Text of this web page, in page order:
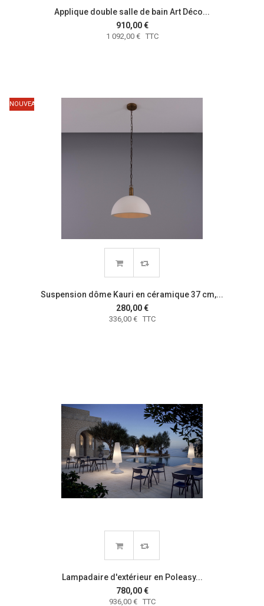
Applique double salle de bain Art Déco...
910,00 €
1 092,00 € TTC
NOUVEAU
Suspension dôme Kauri en céramique 37 cm,...
280,00 €
336,00 € TTC
Lampadaire d'extérieur en Poleasy...
780,00 €
936,00 € TTC